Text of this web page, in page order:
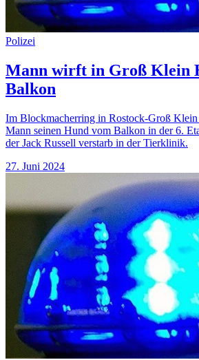
Polizei
Mann wirft in Groß Klein
Balkon
Im Blockmacherring in Rostock-Groß
Mann seinen Hund vom Balkon in der 6.
der Jack Russell verstarb in der Tierklinik.
27. Juni 2024